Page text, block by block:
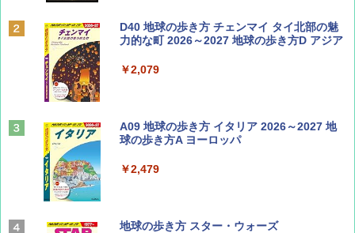
BE-PAL(ビ-パル) 2026年 9 月号【特別付録:
SOTO ミニマル"旅"財布 ランダム2種】
￥1,500
山と溪谷 2026年8月号「南アルプス大全」
Coyote No.89 特集 星野道夫 夢見る旅
D40 地球の歩き方 チェンマイ タイ北部の魅
力的な町 2026～2027 地球の歩き方D アジア
￥2,079
A09 地球の歩き方 イタリア 2026～2027 地
球の歩き方A ヨーロッパ
￥2,479
地球の歩き方 スター・ウォーズ